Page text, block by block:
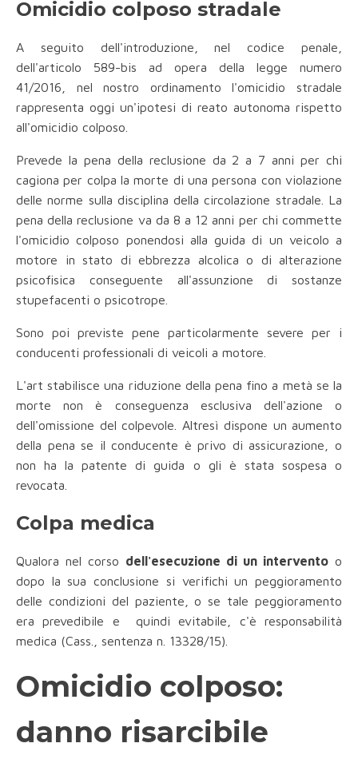
Omicidio colposo stradale
A seguito dell'introduzione, nel codice penale,
dell'articolo 589-bis ad opera della legge numero
41/2016, nel nostro ordinamento l'omicidio stradale
rappresenta oggi un'ipotesi di reato autonoma rispetto
all'omicidio colposo.
Prevede la pena della reclusione da 2 a 7 anni per chi
cagiona per colpa la morte di una persona con violazione
delle norme sulla disciplina della circolazione stradale. La
pena della reclusione va da 8 a 12 anni per chi commette
l'omicidio colposo ponendosi alla guida di un veicolo a
motore in stato di ebbrezza alcolica o di alterazione
psicofisica conseguente all'assunzione di sostanze
stupefacenti o psicotrope.
Sono poi previste pene particolarmente severe per i
conducenti professionali di veicoli a motore.
L'art stabilisce una riduzione della pena fino a metà se la
morte non è conseguenza esclusiva dell'azione o
dell'omissione del colpevole. Altresì dispone un aumento
della pena se il conducente è privo di assicurazione, o
non ha la patente di guida o gli è stata sospesa o
revocata.
Colpa medica
Qualora nel corso dell'esecuzione di un intervento o
dopo la sua conclusione si verifichi un peggioramento
delle condizioni del paziente, o se tale peggioramento
era prevedibile e quindi evitabile, c'è responsabilità
medica (Cass., sentenza n. 13328/15).
Omicidio colposo:
danno risarcibile